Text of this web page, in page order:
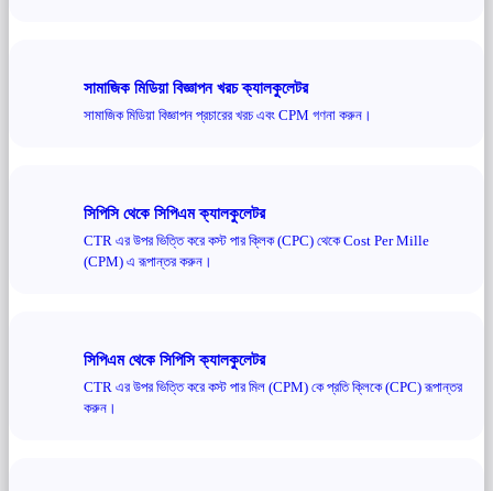
সামাজিক মিডিয়া বিজ্ঞাপন খরচ ক্যালকুলেটর
সামাজিক মিডিয়া বিজ্ঞাপন প্রচারের খরচ এবং CPM গণনা করুন।
সিপিসি থেকে সিপিএম ক্যালকুলেটর
CTR এর উপর ভিত্তি করে কস্ট পার ক্লিক (CPC) থেকে Cost Per Mille
(CPM) এ রূপান্তর করুন।
সিপিএম থেকে সিপিসি ক্যালকুলেটর
CTR এর উপর ভিত্তি করে কস্ট পার মিল (CPM) কে প্রতি ক্লিকে (CPC) রূপান্তর
করুন।